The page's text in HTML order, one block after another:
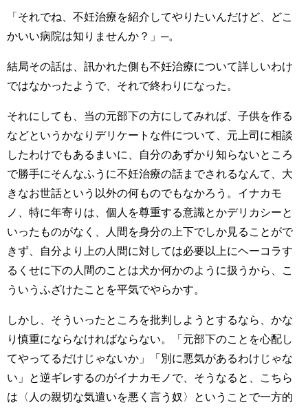
「それでね、不妊治療を紹介してやりたいんだけど、どこ
かいい病院は知りませんか？」─。
結局その話は、訊かれた側も不妊治療について詳しいわけ
ではなかったようで、それで終わりになった。
それにしても、当の元部下の方にしてみれば、子供を作る
などというかなりデリケートな件について、元上司に相談
したわけでもあるまいに、自分のあずかり知らないところ
で勝手にそんなふうに不妊治療の話までされるなんて、大
きなお世話という以外の何ものでもなかろう。イナカモ
ノ、特に年寄りは、個人を尊重する意識とかデリカシーと
いったものがなく、人間を身分の上下でしか見ることがで
きず、自分より上の人間に対しては必要以上にヘーコラす
るくせに下の人間のことは犬か何かのように扱うから、こ
ういうふざけたことを平気でやらかす。
しかし、そういったところを批判しようとするなら、かな
り慎重にならなければならない。「元部下のことを心配し
てやってるだけじゃないか」「別に悪気があるわけじゃな
い」と逆ギレするのがイナカモノで、そうなると、こちら
は〈人の親切な気遣いを悪く言う奴〉ということで一方的